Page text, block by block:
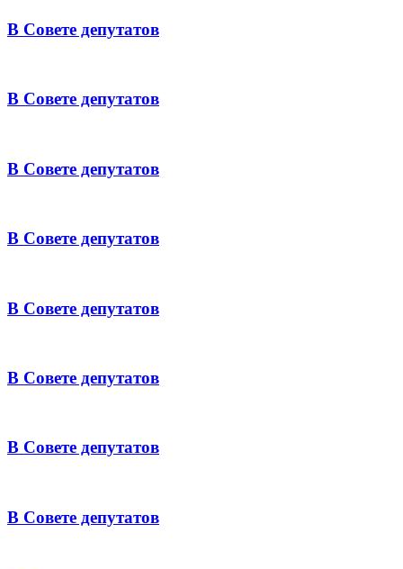
В Совете депутатов
В Совете депутатов
В Совете депутатов
В Совете депутатов
В Совете депутатов
В Совете депутатов
В Совете депутатов
В Совете депутатов